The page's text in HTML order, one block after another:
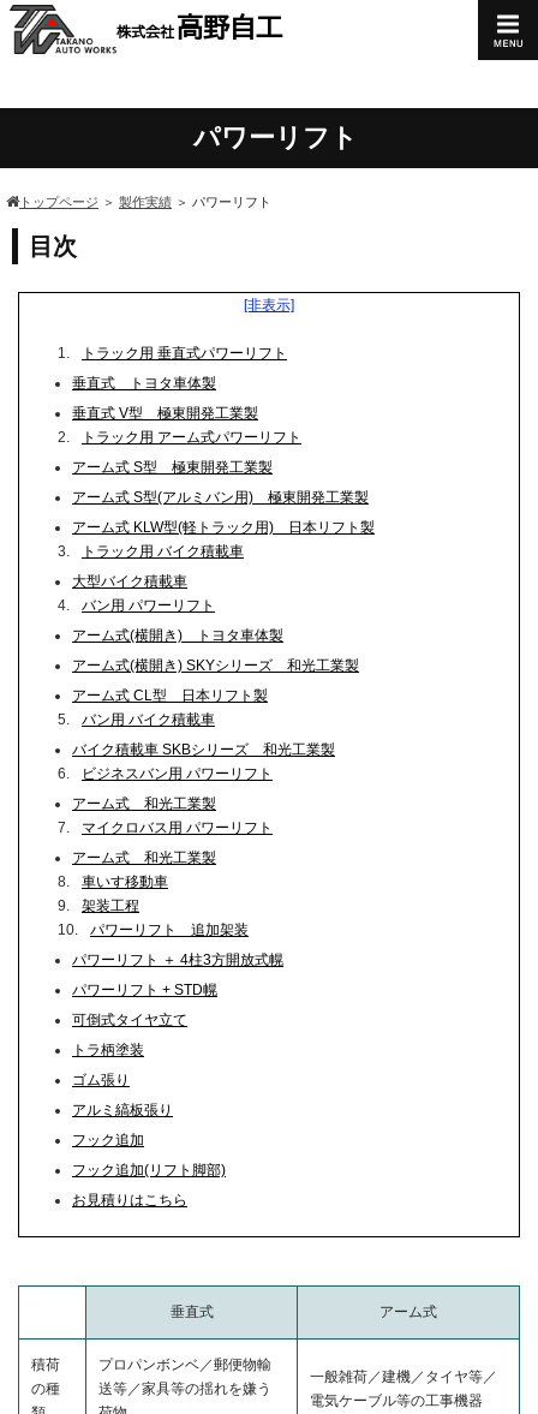
株式会社 高野自工
パワーリフト
トップページ ＞ 製作実績 ＞ パワーリフト
目次
[非表示]
1.
トラック用 垂直式パワーリフト
垂直式 トヨタ車体製
垂直式 V型 極東開発工業製
2.
トラック用 アーム式パワーリフト
アーム式 S型 極東開発工業製
アーム式 S型(アルミバン用) 極東開発工業製
アーム式 KLW型(軽トラック用) 日本リフト製
3.
トラック用 バイク積載車
大型バイク積載車
4.
バン用 パワーリフト
アーム式(横開き) トヨタ車体製
アーム式(横開き) SKYシリーズ 和光工業製
アーム式 CL型 日本リフト製
5.
バン用 バイク積載車
バイク積載車 SKBシリーズ 和光工業製
6.
ビジネスバン用 パワーリフト
アーム式 和光工業製
7.
マイクロバス用 パワーリフト
アーム式 和光工業製
8.
車いす移動車
9.
架装工程
10.
パワーリフト 追加架装
パワーリフト ＋ 4柱3方開放式幌
パワーリフト + STD幌
可倒式タイヤ立て
トラ柄塗装
ゴム張り
アルミ縞板張り
フック追加
フック追加(リフト脚部)
お見積りはこちら
垂直式 アーム式
積荷
の種
プロパンボンベ／郵便物輸
送等／家具等の揺れを嫌う
一般雑荷／建機／タイヤ等／
電気ケーブル等の工事機器